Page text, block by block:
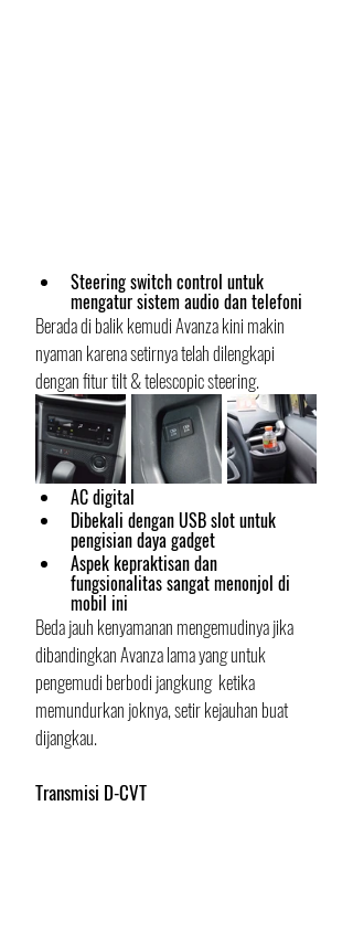
Steering switch control untuk
mengatur sistem audio dan telefoni
Berada di balik kemudi Avanza kini makin
nyaman karena setirnya telah dilengkapi
dengan fitur tilt & telescopic steering.
AC digital
Dibekali dengan USB slot untuk
pengisian daya gadget
Aspek kepraktisan dan
fungsionalitas sangat menonjol di
mobil ini
Beda jauh kenyamanan mengemudinya jika
dibandingkan Avanza lama yang untuk
pengemudi berbodi jangkung  ketika
memundurkan joknya, setir kejauhan buat
dijangkau.
Transmisi D-CVT